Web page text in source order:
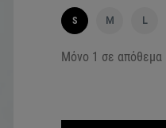
S M L
Μόνο 1 σε απόθεμα